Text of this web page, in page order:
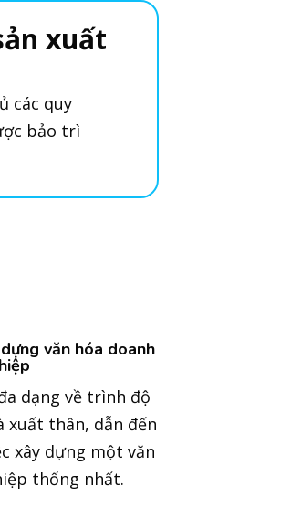
xuất
các quy
bảo trì
văn hóa doanh
dạng về trình độ
xuất thân, dẫn đến
xây dựng một văn
thống nhất.